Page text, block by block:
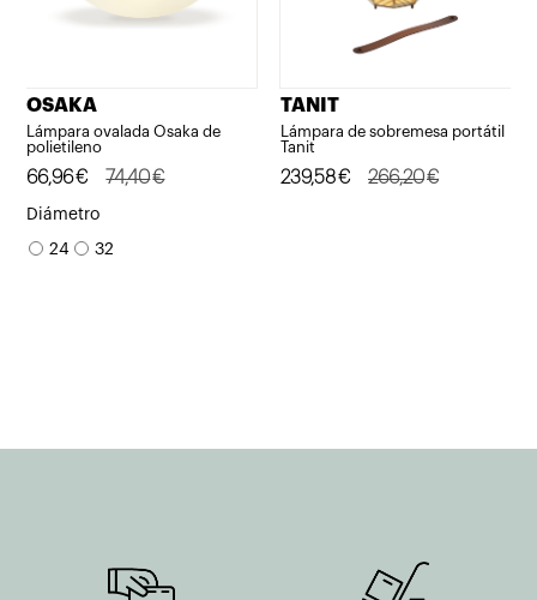
OSAKA
Lámpara ovalada Osaka de
polietileno
74,40€
El
precio
original
66,96€
El
precio
actual
Diámetro
24 32
TANIT
Lámpara de sobremesa portátil
Tanit
266,20€
El
239,58€
El